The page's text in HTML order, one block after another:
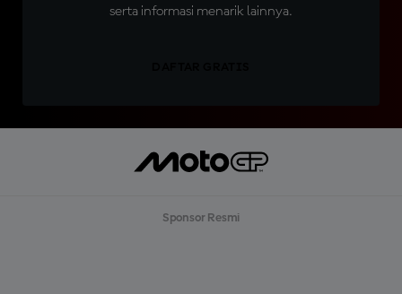
serta informasi menarik lainnya.
Sponsor Resmi